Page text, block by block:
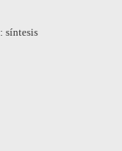
síntesis